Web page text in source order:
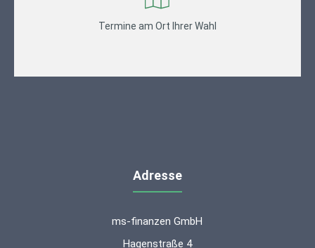
Termine am Ort Ihrer Wahl
Adresse
ms-finanzen GmbH
Hagenstraße 4